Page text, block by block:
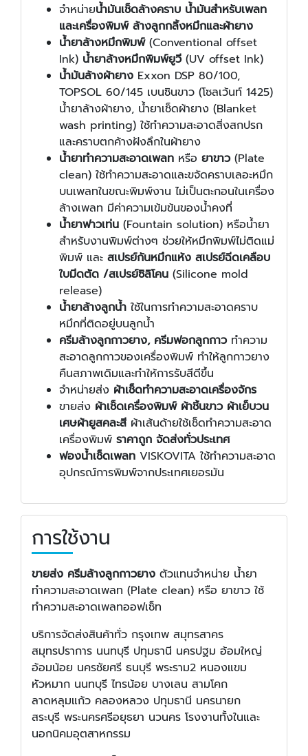
จำหน่ายน้ำมันเช็ดล้างคราบ น้ำมันสำหรับเพลท
และเครื่องพิมพ์ ล้างลูกกลิ้งหมึกและผ้ายาง
น้ำยาล้างหมึกพิมพ์ (Conventional offset
Ink) น้ำยาล้างหมึกพิมพ์ยูวี (UV offset Ink)
น้ำมันล้างผ้ายาง Exxon DSP 80/100,
TOPSOL 60/145 เบนซินขาว (โซลเว้นท์ 1425)
น้ำยาล้างผ้ายาง, น้ำยาเช็ดผ้ายาง (Blanket
wash printing) ใช้ทำความสะอาดสิ่งสกปรก
และคราบตกค้างฝังลึกในผ้ายาง
น้ำยาทำความสะอาดเพลท หรือ ยาขาว (Plate
clean) ใช้ทำความสะอาดและขจัดคราบเลอะหมึก
บนเพลทในขณะพิมพ์งาน ไม่เป็นตะกอนในเครื่อง
ล้างเพลท มีค่าความเข้มข้นของน้ำคงที่
น้ำยาฟาวเท่น (Fountain solution) หรือน้ำยา
สำหรับงานพิมพ์ต่างๆ ช่วยให้หมึกพิมพ์ไม่ติดแม่
พิมพ์ และ สเปรย์กันหมึกแห้ง สเปรย์ฉีดเคลือบ
ใบมีดตัด /สเปรย์ซิลิโคน (Silicone mold
release)
น้ำยาล้างลูกน้ำ ใช้ในการทำความสะอาดคราบ
หมึกที่ติดอยู่บนลูกน้ำ
ครีมล้างลูกกาวยาง, ครีมฟอกลูกกาวทำความ
สะอาดลูกกาวของเครื่องพิมพ์ ทำให้ลูกกาวยาง
คืนสภาพเดิมและทำให้การรับสีดีขึ้น
จำหน่ายส่ง ผ้าเช็ดทำความสะอาดเครื่องจักร
ขายส่ง ผ้าเช็ดเครื่องพิมพ์ ผ้าชิ้นขาว ผ้าเย็บวน
เศษผ้ายูสคละสีผ้าเส้นด้ายใช้เช็ดทำความสะอาด
เครื่องพิมพ์ ราคาถูก จัดส่งทั่วประเทศ
ฟองน้ำเช็ดเพลท VISKOVITA ใช้ทำความสะอาด
อุปกรณ์การพิมพ์จากประเทศเยอรมัน
การใช้งาน
ขายส่ง ครีมล้างลูกกาวยาง ตัวแทนจำหน่าย น้ำยา
ทำความสะอาดเพลท (Plate clean) หรือ ยาขาว ใช้
ทำความสะอาดเพลทออฟเซ็ท
บริการจัดส่งสินค้าทั่ว กรุงเทพ สมุทรสาคร
สมุทรปราการ นนทบุรี ปทุมธานี นครปฐม อ้อมใหญ่
อ้อมน้อย นครชัยศรี ธนบุรี พระราม2 หนองแขม
หัวหมาก นนทบุรี ไทรน้อย บางเลน สามโคก
ลาดหลุมแก้ว คลองหลวง ปทุมธานี นครนายก
สระบุรี พระนครศรีอยุธยา นวนคร โรงงานทั้งในและ
นอกนิคมอุตสาหกรรม